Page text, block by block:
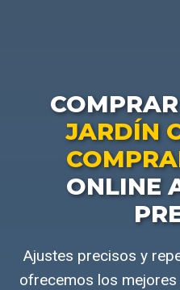
COMPRAR
JARDÍN
ONLINE
Ajustes precisos y
ofrecemos los